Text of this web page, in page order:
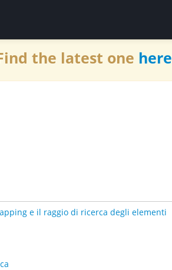
the latest one here
e il raggio di ricerca degli elementi